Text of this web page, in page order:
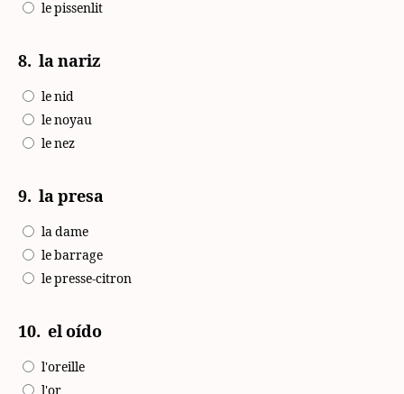
le pissenlit
8. la nariz
le nid
le noyau
le nez
9. la presa
la dame
le barrage
le presse-citron
10. el oído
l'oreille
l'or